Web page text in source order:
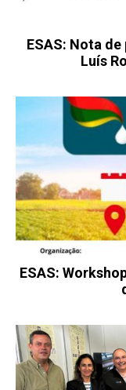
ESAS: Nota
Luís
ESAS: